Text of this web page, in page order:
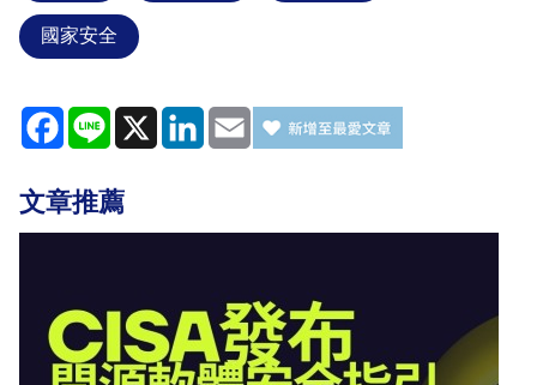
國家安全
Facebook
Line X LinkedIn
Email
文章推薦